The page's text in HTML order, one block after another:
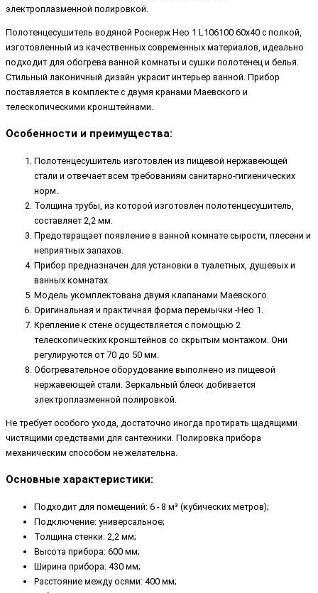
электроплазменной полировкой.
Полотенцесушитель водяной Роснерж Нео 1 L106100 60x40 с полкой,
изготовленный из качественных современных материалов, идеально
подходит для обогрева ванной комнаты и сушки полотенец и белья.
Стильный лаконичный дизайн украсит интерьер ванной. Прибор
поставляется в комплекте с двумя кранами Маевского и
телескопическими кронштейнами.
Особенности и преимущества:
Полотенцесушитель изготовлен из пищевой нержавеющей
стали и отвечает всем требованиям санитарно-гигиенических
норм.
Толщина трубы, из которой изготовлен полотенцесушитель,
составляет 2,2 мм.
Предотвращает появление в ванной комнате сырости, плесени и
неприятных запахов.
Прибор предназначен для установки в туалетных, душевых и
ванных комнатах.
Модель укомплектована двумя клапанами Маевского.
Оригинальная и практичная форма перемычки -Нео 1.
Крепление к стене осуществляется с помощью 2
телескопических кронштейнов со скрытым монтажом. Они
регулируются от 70 до 50 мм.
Обогревательное оборудование выполнено из пищевой
нержавеющей стали. Зеркальный блеск добивается
электроплазменной полировкой.
Не требует особого ухода, достаточно иногда протирать щадящими
чистящими средствами для сантехники. Полировка прибора
механическим способом не желательна.
Основные характеристики:
Подходит для помещений: 6 - 8 м³ (кубических метров);
Подключение: универсальное;
Толщина стенки: 2,2 мм;
Высота прибора: 600 мм;
Ширина прибора: 430 мм;
Расстояние между осями: 400 мм;